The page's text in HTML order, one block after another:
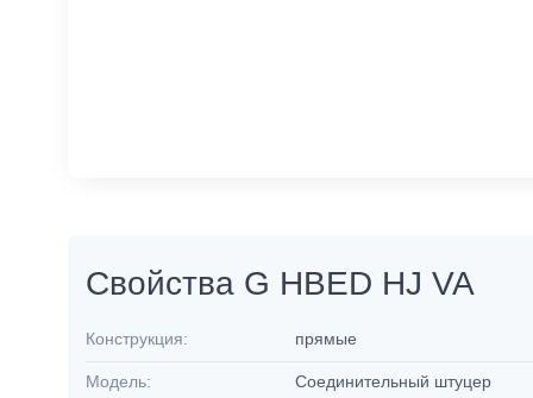
Свойства G HBED HJ VA
Конструкция: прямые
Модель: Соединительный штуцер